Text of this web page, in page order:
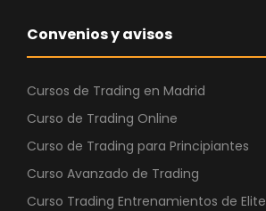
Convenios y avisos
Cursos de Trading en Madrid
Curso de Trading Online
Curso de Trading para Principiantes
Curso Avanzado de Trading
Curso Trading Entrenamientos de Elite